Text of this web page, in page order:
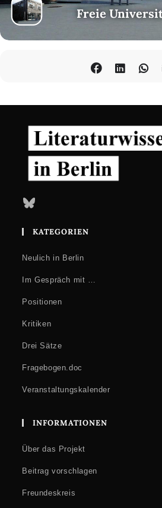
Freie
Bluesky
KATEGORIEN
Neulich in Berlin
Im Gespräch mit …
Positionen
Kritiken
Drei Sätze
Fragebogen.doc
Veranstaltungskalender
INFORMATIONEN
Über das Projekt
Beitrag vorschlagen
Freundeskreis